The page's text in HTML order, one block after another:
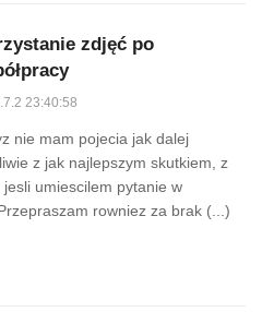
zdjęć po
23:40:58
nie mam pojecia jak dalej
z jak najlepszym skutkiem, z
umiescilem pytanie w
rowniez za brak (...)